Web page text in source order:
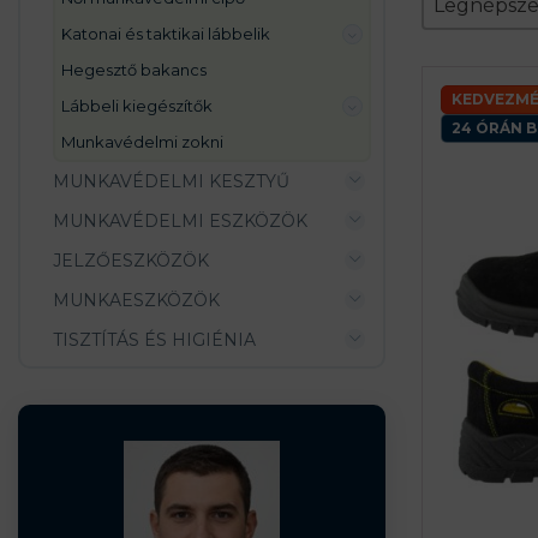
katonai és taktikai lábbelik
hegesztő bakancs
lábbeli kiegészítők
munkavédelmi zokni
MUNKAVÉDELMI KESZTYŰ
MUNKAVÉDELMI ESZKÖZÖK
JELZŐESZKÖZÖK
MUNKAESZKÖZÖK
TISZTÍTÁS ÉS HIGIÉNIA
24 ÓRÁN